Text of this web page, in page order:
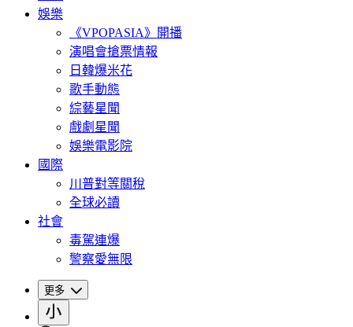
娛樂
《VPOPASIA》開播
演唱會搶票情報
日韓爆米花
歌手動態
綜藝星聞
戲劇星聞
娛樂電影院
國際
川普對等關稅
全球必讀
社會
毒駕連爆
警察愛無限
更多